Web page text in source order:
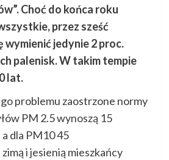
Choć do końca roku
przez sześć
wymienić jedynie 2 proc.
palenisk. W takim tempie
lat.
problemu zaostrzone normy
PM 2.5 wynoszą 15
dla PM10 45
i jesienią mieszkańcy